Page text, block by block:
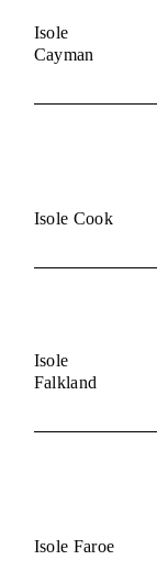
Isole
Cayman
Isole Cook
Isole
Falkland
Isole Faroe